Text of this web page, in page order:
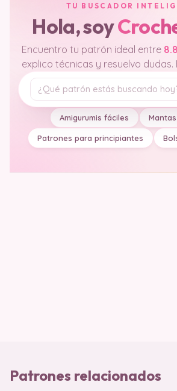
TU BUSCADOR
Hola, soy
Encuentro tu patrón ideal entre
explico técnicas y resuelvo dudas.
Tu pregunta
Amigurumis fáciles
Patrones para principiantes
Patrones relacionados